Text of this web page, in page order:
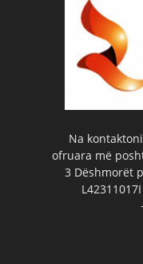
Na
ofruara më
3 Dëshmorët